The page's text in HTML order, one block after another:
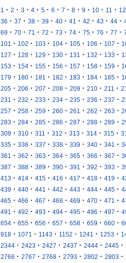
1 · 2 · 3 · 4 · 5 · 6 · 7 · 8 · 9 · 10 · 11 · 12
36 · 37 · 38 · 39 · 40 · 41 · 42 · 43 · 44 ·
69 · 70 · 71 · 72 · 73 · 74 · 75 · 76 · 77 ·
101
· 102 · 103 · 104 · 105 · 106 · 107 ·
127 · 128 · 129 · 130 · 131 · 132 · 133 ·
153 · 154 · 155 · 156 · 157 · 158 · 159 ·
179 · 180 · 181 · 182 · 183 · 184 · 185 ·
205 · 206 · 207 · 208 · 209 · 210 · 211 ·
231
· 232 · 233 · 234 · 235 · 236 · 237 ·
257 · 258 · 259 · 260 · 261 · 262 · 263 ·
283 · 284 · 285 · 286 · 287 · 288 · 289 ·
309 · 310 · 311 · 312 · 313 · 314 · 315 ·
335 · 336 · 337 · 338 · 339 · 340 · 341 ·
361
· 362 · 363 · 364 · 365 · 366 · 367 ·
387 · 388 · 389 · 390 · 391 · 392 · 393 ·
413 · 414 · 415 · 416 · 417 · 418 · 419 ·
439 · 440 · 441 · 442 · 443 · 444 · 445 ·
465 · 466 · 467 · 468 · 469 · 470 · 471 ·
491
· 492 · 493 · 494 · 495 · 496 · 497 ·
654 · 655 · 656 · 657 · 658 · 659 · 660 ·
918 · 1071 · 1143 · 1152 · 1241 · 1253 ·
2344 · 2423 · 2427 · 2437 · 2444 · 2445 ·
2766 · 2767 · 2768 · 2793 · 2802 · 2803 ·